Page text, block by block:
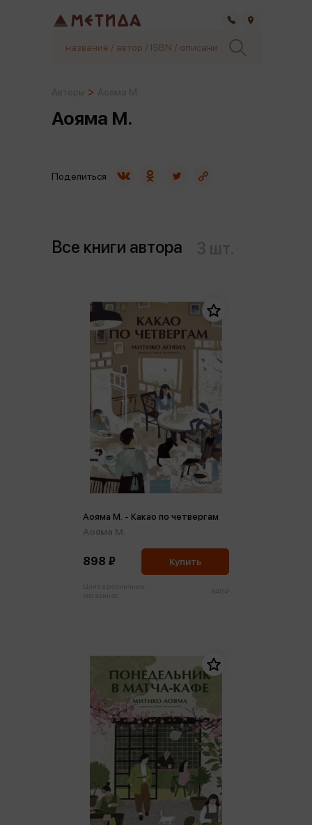
Аояма М.
Все книги автора
Поделиться
Аояма М. - Какао по четвергам
Аояма М.
898 ₽ Купить